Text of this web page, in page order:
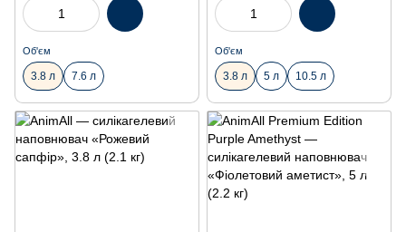
Об'єм
3.8 л 7.6 л
Об'єм
3.8 л 5 л 10.5 л